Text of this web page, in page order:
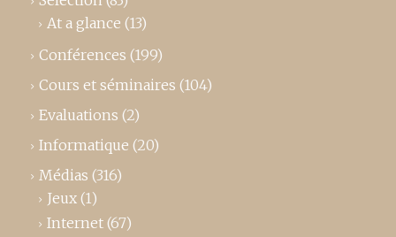
At a glance (13)
Conférences (199)
Cours et séminaires (104)
Evaluations (2)
Informatique (20)
Médias (316)
Jeux (1)
Internet (67)